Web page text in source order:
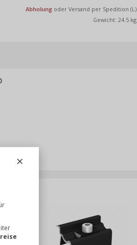
Abholungoder Versand per Spedition (L)
Gewicht: 24.5 kg
×